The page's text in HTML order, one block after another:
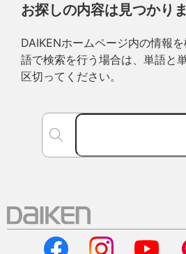
お探しの内容は見つかり
DAIKENホームページ内の情報
語で検索を行う場合は、単語と
区切ってください。